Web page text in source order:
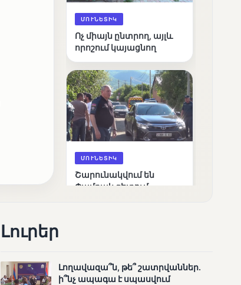
ՄՈՒՆԵՏԻԿ
Ոչ միայն ընտրող, այլև
որոշում կայացնող
ՄՈՒՆԵՏԻԿ
Շարունակվում են
Փամբակ գետում
Լուրեր
Լողավազա՞ն, թե՞ շատրվաններ.
ի՞նչ ապագա է սպասվում